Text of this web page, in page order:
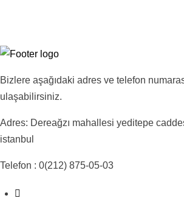
Bizlere aşağıdaki adres ve telefon
ulaşabilirsiniz.
Adres: Dereağzı mahallesi yeditepe
istanbul
Telefon : 0(212) 875-05-03